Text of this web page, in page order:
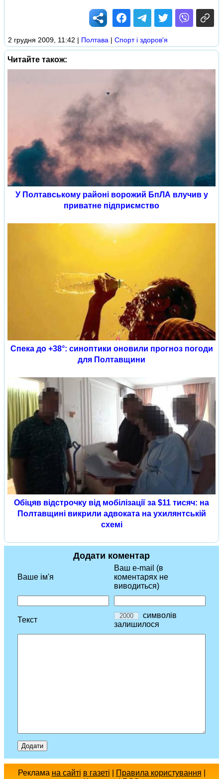
2 грудня 2009, 11:42 | Полтава | Спорт і здоров'я
Читайте також:
У Полтавському районі ворожий БпЛА влучив у
приватне підприємство
Спека до +38°: синоптики оновили прогноз погоди
для Полтавщини
Обіцяв відстрочку від мобілізації за $11 тисяч: на
Полтавщині викрили адвоката на ухилянтській
схемі
Додати коментар
Ваше ім'я
Ваш e-mail (в
коментарях не
виводиться)
Текст
символів
залишилося
Реклама на сайті в газеті Правила користування